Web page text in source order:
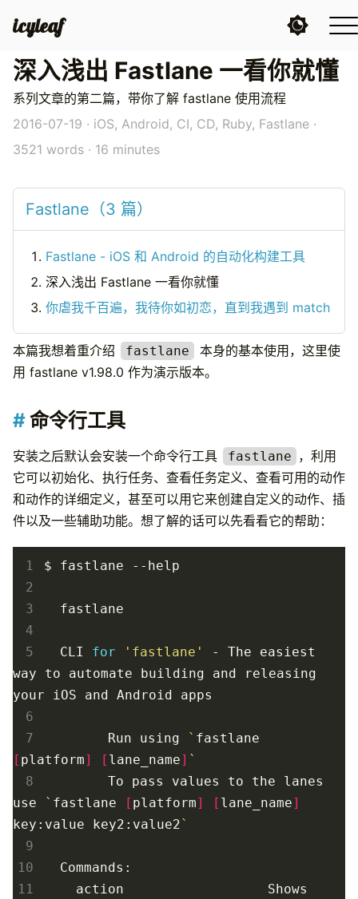
icyleaf
深入浅出 Fastlane 一看你就懂
系列文章的第二篇，带你了解 fastlane 使用流程
2016-07-19 · iOS, Android, CI, CD, Ruby, Fastlane ·
3521 words · 16 minutes
Fastlane（3 篇）
Fastlane - iOS 和 Android 的自动化构建工具
深入浅出 Fastlane 一看你就懂
你虐我千百遍，我待你如初恋，直到我遇到 match
本篇我想着重介绍 fastlane
本身的基本使用，这里使
用 fastlane v1.98.0 作为演示版本。
命令行工具
安装之后默认会安装一个命令行工具 fastlane ，利用
它可以初始化、执行任务、查看任务定义、查看可用的动作
和动作的详细定义，甚至可以用它来创建自定义的动作、插
件以及一些辅助功能。想了解的话可以先看看它的帮助：
1
2
3
4
5
  CLI
for 'fastlane'
- The easiest
way to automate building and releasing
6
7
        Run using
`
[ platform] [ lane_name] `
8
        To pass values to the lanes
use
` fastlane [ platform] [ lane_name]
key:value key2:value2`
9
10
11
    action                  Shows